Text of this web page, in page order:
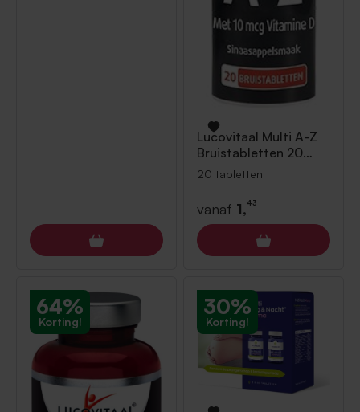
Lucovitaal Multi A-Z
Bruistabletten 20
tabletten
20 tabletten
vanaf 1,43
64%
Korting!
30%
Korting!